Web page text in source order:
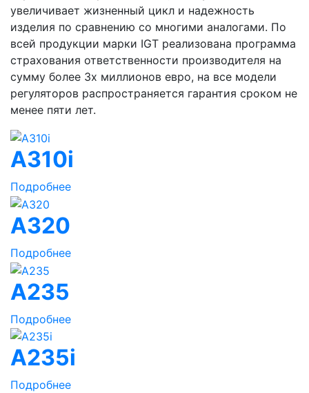
увеличивает жизненный цикл и надежность
изделия по сравнению со многими аналогами. По
всей продукции марки IGT реализована программа
страхования ответственности производителя на
сумму более 3х миллионов евро, на все модели
регуляторов распространяется гарантия сроком не
менее пяти лет.
A310i
Подробнее
A320
Подробнее
A235
Подробнее
A235i
Подробнее